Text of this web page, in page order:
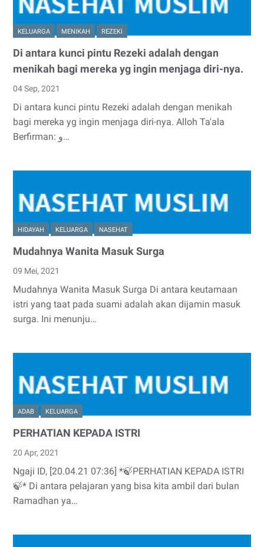
KELUARGA MENIKAH REZEKI
Di antara kunci pintu Rezeki adalah dengan
menikah bagi mereka yg ingin menjaga diri-nya.
04 Sep, 2021
Di antara kunci pintu Rezeki adalah dengan menikah
bagi mereka yg ingin menjaga diri-nya. Alloh Ta'ala
Berfirman: و…
HIDAYAH KELUARGA NASEHAT
Mudahnya Wanita Masuk Surga
09 Mei, 2021
Mudahnya Wanita Masuk Surga Di antara keutamaan
istri yang taat pada suami adalah akan dijamin masuk
surga. Ini menunju…
ADAB KELUARGA
PERHATIAN KEPADA ISTRI
20 Apr, 2021
Ngaji ID, [20.04.21 07:36] *🍃PERHATIAN KEPADA ISTRI
🍃* Di antara pelajaran yang bisa kita ambil dari bulan
Ramadhan ya…